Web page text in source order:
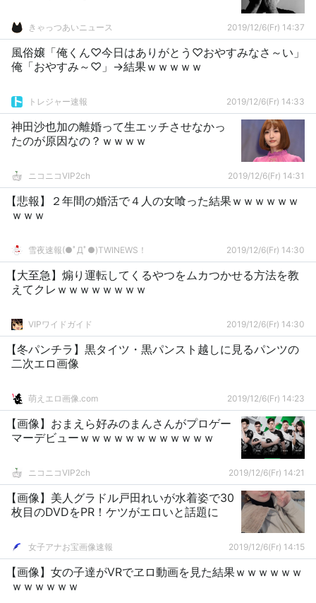
きゃっつあいニュース 2019/12/6(Fr) 14:37
風俗嬢「俺くん♡今日はありがとう♡おやすみなさ～い」
俺「おやすみ～♡」→結果ｗｗｗｗｗ
トレジャー速報 2019/12/6(Fr) 14:33
神田沙也加の離婚って生エッチさせなかっ
たのが原因なの？ｗｗｗｗ
ニコニコVIP2ch 2019/12/6(Fr) 14:31
【悲報】２年間の婚活で４人の女喰った結果ｗｗｗｗｗｗ
ｗｗｗ
雪夜速報(●ﾟДﾟ●)TWINEWS！ 2019/12/6(Fr) 14:30
【大至急】煽り運転してくるやつをムカつかせる方法を教
えてクレｗｗｗｗｗｗｗｗ
VIPワイドガイド 2019/12/6(Fr) 14:30
【冬パンチラ】黒タイツ・黒パンスト越しに見るパンツの
二次エロ画像
萌えエロ画像.com 2019/12/6(Fr) 14:23
【画像】おまえら好みのまんさんがプロゲー
マーデビューｗｗｗｗｗｗｗｗｗｗｗｗ
ニコニコVIP2ch 2019/12/6(Fr) 14:21
【画像】美人グラドル戸田れいが水着姿で30
枚目のDVDをPR！ケツがエロいと話題に
女子アナお宝画像速報 2019/12/6(Fr) 14:15
【画像】女の子達がVRでヱロ動画を見た結果ｗｗｗｗｗｗ
ｗｗｗｗｗｗ